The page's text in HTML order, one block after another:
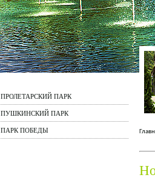
ПРОЛЕТАРСКИЙ ПАРК
ПУШКИНСКИЙ ПАРК
ПАРК ПОБЕДЫ